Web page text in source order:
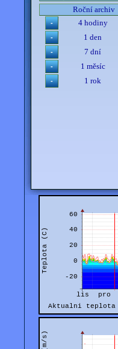
Roční archiv
4 hodiny
1 den
7 dní
1 měsíc
1 rok